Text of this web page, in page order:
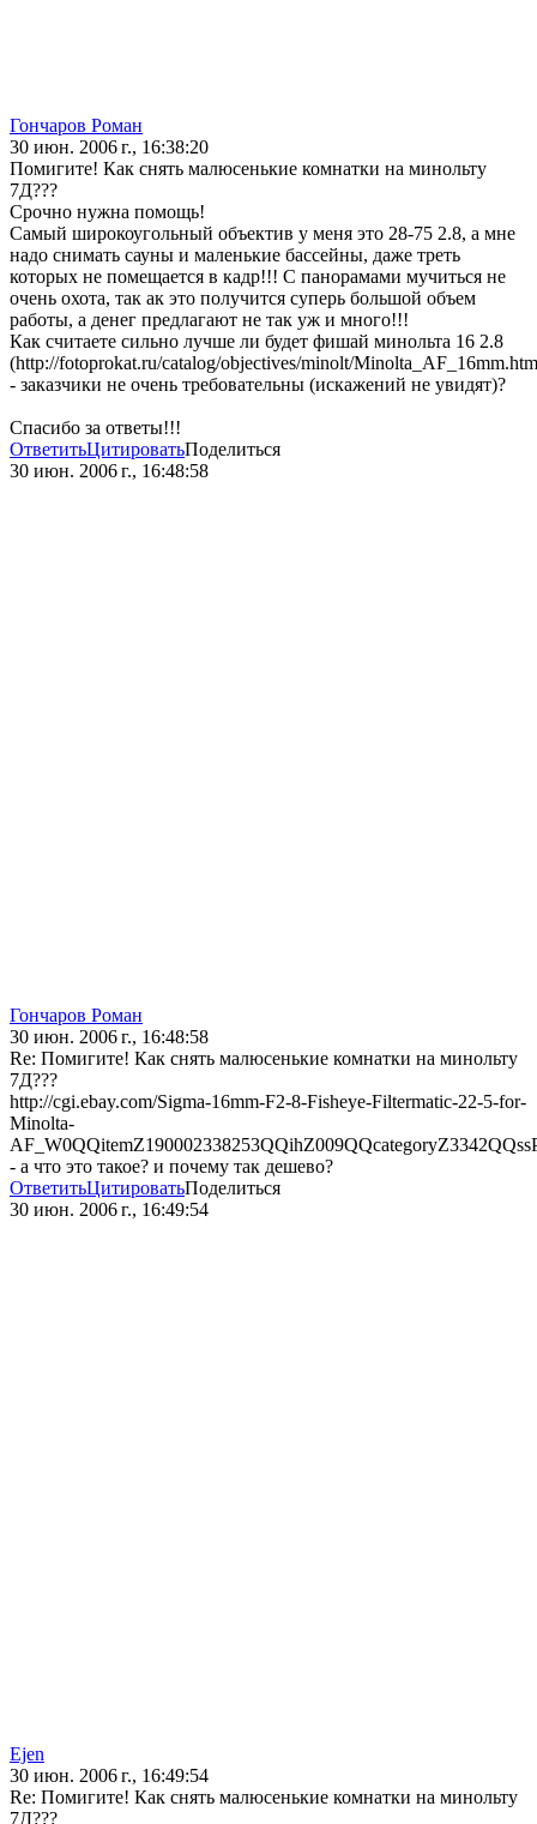
Гончаров Роман
30 июн. 2006 г., 16:38:20
Помигите! Как снять малюсенькие комнатки на минольту
7Д???
Срочно нужна помощь!
Самый широкоугольный объектив у меня это 28-75 2.8, а мне
надо снимать сауны и маленькие бассейны, даже треть
которых не помещается в кадр!!! С панорамами мучиться не
очень охота, так ак это получится суперь большой объем
работы, а денег предлагают не так уж и много!!!
Как считаете сильно лучше ли будет фишай минольта 16 2.8
(http://fotoprokat.ru/catalog/objectives/minolt/
- заказчики не очень требовательны (искажений не увидят)?
Спасибо за ответы!!!
ОтветитьЦитироватьПоделиться
30 июн. 2006 г., 16:48:58
Гончаров Роман
30 июн. 2006 г., 16:48:58
Re: Помигите! Как снять малюсенькие комнатки на минольту
7Д???
http://cgi.ebay.com/Sigma-16mm-F2-8-Fisheye-Filtermatic-22-5-for-
Minolta-
- а что это такое? и почему так дешево?
ОтветитьЦитироватьПоделиться
30 июн. 2006 г., 16:49:54
Ejen
30 июн. 2006 г., 16:49:54
Re: Помигите! Как снять малюсенькие комнатки на минольту
7Д???